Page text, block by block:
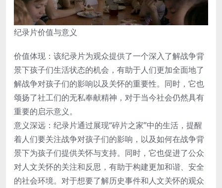
纪录片价值与意义
价值体现：该纪录片为观众提供了一个深入了解战争背
景下孩子们生活状态的机会，有助于人们更加全面地了
解战争对孩子们的影响以及关怀的重要性。同时，它也
颂扬了社工们的无私奉献精神，对于当今社会仍然具有
重要的启示意义。
意义深远：纪录片通过展现“碎片之家”中的生活，提醒
着人们要关注战争对孩子们的影响，以及如何在战争背
景下为孩子们提供关怀与支持。同时，它也促进了公众
对人文关怀的关注和反思，有助于构建更加和谐、安全
的社会环境。对于想要了解历史事件和人文关怀的观众